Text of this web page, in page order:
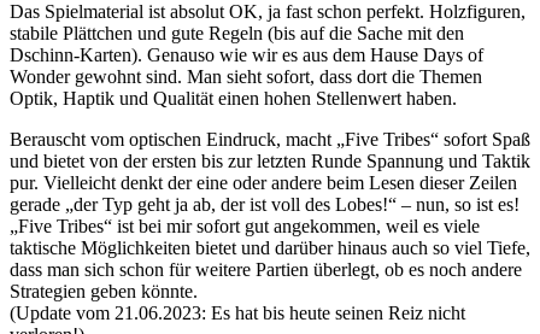
Das Spielmaterial ist absolut OK, ja fast schon perfekt. Holzfiguren,
stabile Plättchen und gute Regeln (bis auf die Sache mit den
Dschinn-Karten). Genauso wie wir es aus dem Hause Days of
Wonder gewohnt sind. Man sieht sofort, dass dort die Themen
Optik, Haptik und Qualität einen hohen Stellenwert haben.
Berauscht vom optischen Eindruck, macht „Five Tribes“ sofort Spaß
und bietet von der ersten bis zur letzten Runde Spannung und Taktik
pur. Vielleicht denkt der eine oder andere beim Lesen dieser Zeilen
gerade „der Typ geht ja ab, der ist voll des Lobes!“ – nun, so ist es!
„Five Tribes“ ist bei mir sofort gut angekommen, weil es viele
taktische Möglichkeiten bietet und darüber hinaus auch so viel Tiefe,
dass man sich schon für weitere Partien überlegt, ob es noch andere
Strategien geben könnte.
(Update vom 21.06.2023: Es hat bis heute seinen Reiz nicht